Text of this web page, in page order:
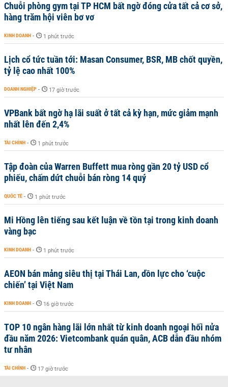
Chuỗi phòng gym tại TP HCM bất ngờ đóng cửa tất cả cơ sở,
hàng trăm hội viên bơ vơ
KINH DOANH - 1 phút trước
Lịch cổ tức tuần tới: Masan Consumer, BSR, MB chốt quyền,
tỷ lệ cao nhất 100%
DOANH NGHIỆP - 17 giờ trước
VPBank bất ngờ hạ lãi suất ở tất cả kỳ hạn, mức giảm mạnh
nhất lên đến 2,4%
TÀI CHÍNH - 1 phút trước
Tập đoàn của Warren Buffett mua ròng gần 20 tỷ USD cổ
phiếu, chấm dứt chuỗi bán ròng 14 quý
QUỐC TẾ - 1 phút trước
Mi Hồng lên tiếng sau kết luận về tồn tại trong kinh doanh
vàng bạc
KINH DOANH - 1 phút trước
AEON bán mảng siêu thị tại Thái Lan, dồn lực cho ‘cuộc
chiến’ tại Việt Nam
KINH DOANH - 16 giờ trước
TOP 10 ngân hàng lãi lớn nhất từ kinh doanh ngoại hối nửa
đầu năm 2026: Vietcombank quán quân, ACB dẫn đầu nhóm
tư nhân
TÀI CHÍNH - 17 giờ trước